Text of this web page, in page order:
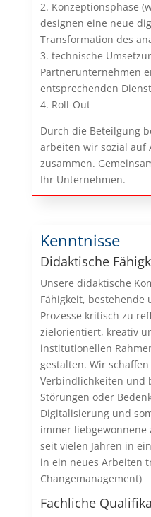
2. Konzeptionsphase
designen eine neue
Transformation des
3. technische
Partnerunternehmen
entsprechenden
4. Roll-Out
Durch die Beteilgung
arbeiten wir sozial auf
zusammen.
Ihr Unternehmen.
Kenntnisse
Didaktische
Unsere didaktische
Fähigkeit, bestehende
Prozesse kritisch zu
zielorientiert, kreativ
institutionellen
gestalten. Wir
Verbindlichkeiten und
Störungen oder
Digitalisierung und
immer liebgewonnene
seit vielen Jahren in
in ein neues Arbeiten
Changemanagement)
Fachliche